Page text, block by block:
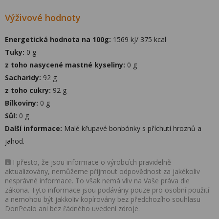
Výživové hodnoty
Energetická hodnota na 100g: 1569 kJ/ 375 kcal
Tuky: 0 g
z toho nasycené mastné kyseliny: 0 g
Sacharidy: 92 g
z toho cukry: 92 g
Bílkoviny: 0 g
Sůl: 0 g
Další informace: Malé křupavé bonbónky s příchutí hroznů a
jahod.
I přesto, že jsou informace o výrobcích pravidelně
aktualizovány, nemůžeme přijmout odpovědnost za jakékoliv
nesprávné informace. To však nemá vliv na Vaše práva dle
zákona. Tyto informace jsou podávány pouze pro osobní použití
a nemohou být jakkoliv kopírovány bez předchozího souhlasu
DonPealo ani bez řádného uvedení zdroje.